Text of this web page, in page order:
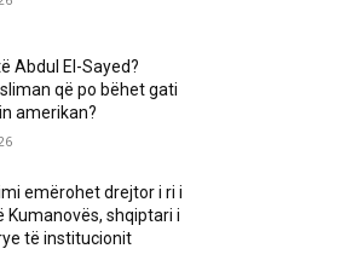
Abdul El-Sayed?
që po bëhet gati
amerikan?
emërohet drejtor i ri i
Kumanovës, shqiptari i
të institucionit